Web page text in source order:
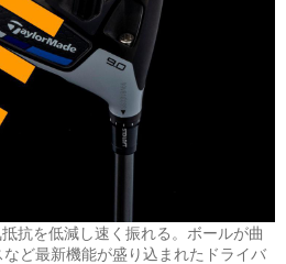
抗を低減し速く振れる。ボールが曲
ど最新機能が盛り込まれたドライバ